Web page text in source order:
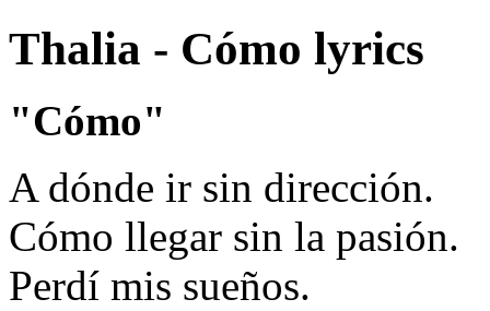
Thalia - Cómo lyrics
"Cómo"
A dónde ir sin dirección.
Cómo llegar sin la pasión.
Perdí mis sueños.